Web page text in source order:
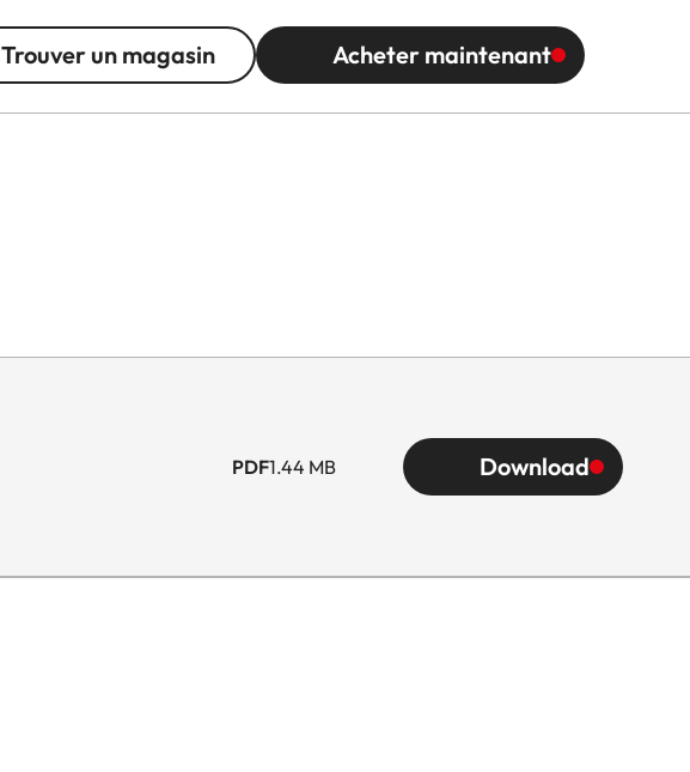
Trouver un magasin Acheter maintenant
PDF1.44 MB Download